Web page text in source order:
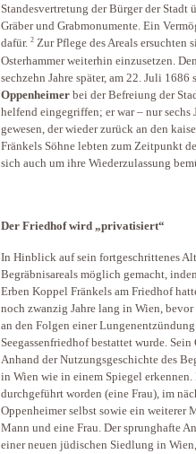
Standesvertretung der Bürger der
Gräber und Grabmonumente. Ein
dafür. 2 Zur Pflege des Areals
Osterhammer weiterhin einzusetzen.
sechzehn Jahre später, am 22. Juli
Oppenheimer bei der Befreiung der
helfend eingegriffen; er war – nur sechs
gewesen, der wieder zurück an den
Fränkels Söhne lebten zum Zeitpunkt
sich auch um ihre Wiederzulassung
Der Friedhof wird „privatisiert“
In Hinblick auf sein fortgeschrittenes
Begräbnisareals möglich gemacht,
Erben Koppel Fränkels am Friedhof
noch zwanzig Jahre lang in Wien,
an den Folgen einer
Seegassenfriedhof bestattet wurde.
Anhand der Nutzungsgeschichte des
in Wien wie in einem Spiegel
durchgeführt worden (eine Frau), im
Oppenheimer selbst sowie ein weiterer
Mann und eine Frau. Der sprunghafte
einer neuen jüdischen Siedlung in